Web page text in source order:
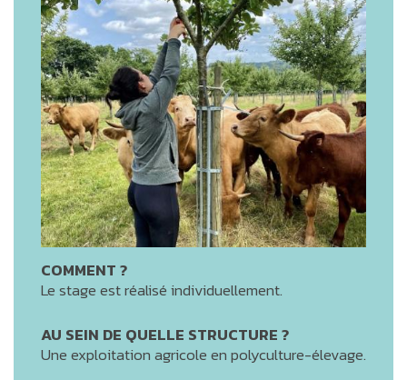
COMMENT ?
Le stage est réalisé individuellement.
AU SEIN DE QUELLE STRUCTURE ?
Une exploitation agricole en polyculture-élevage.